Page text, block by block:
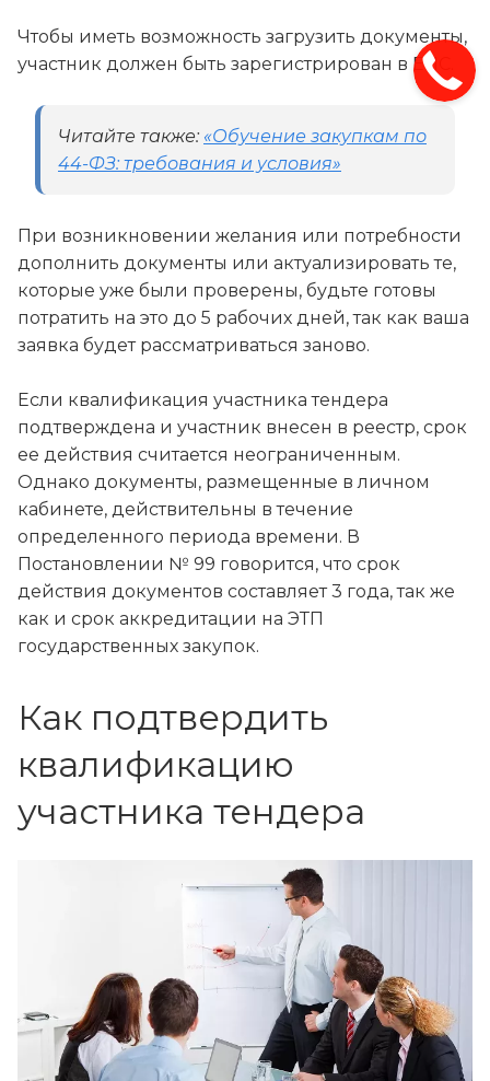
Чтобы иметь возможность загрузить документы,
участник должен быть зарегистрирован в ЕИС.
Читайте также: «Обучение закупкам по
44-ФЗ: требования и условия»
При возникновении желания или потребности
дополнить документы или актуализировать те,
которые уже были проверены, будьте готовы
потратить на это до 5 рабочих дней, так как ваша
заявка будет рассматриваться заново.
Если квалификация участника тендера
подтверждена и участник внесен в реестр, срок
ее действия считается неограниченным.
Однако документы, размещенные в личном
кабинете, действительны в течение
определенного периода времени. В
Постановлении № 99 говорится, что срок
действия документов составляет 3 года, так же
как и срок аккредитации на ЭТП
государственных закупок.
Как подтвердить
квалификацию
участника тендера